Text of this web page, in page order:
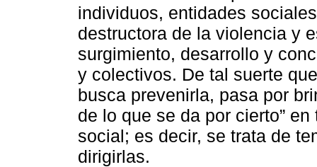
individuos, entidades
destructora de la violencia y
surgimiento, desarrollo y
y colectivos. De tal suerte
busca prevenirla, pasa por
de lo que se da por cierto”
social; es decir, se trata de
dirigirlas.